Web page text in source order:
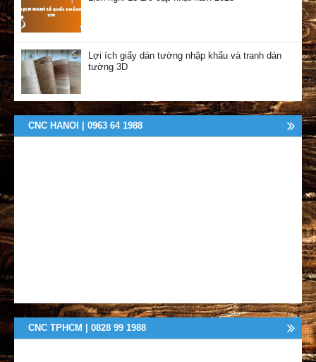
Lợi ích giấy dán tường nhập khẩu và tranh dán
tường 3D
CNC HANOI | 0963 64 1988
CNC TPHCM | 0828 99 1988